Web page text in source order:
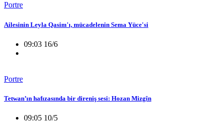
Portre
Ailesinin Leyla Qasim'ı, mücadelenin Sema Yüce'si
09:03 16/6
Portre
Tetwan’ın hafızasında bir direniş sesi: Hozan Mizgîn
09:05 10/5